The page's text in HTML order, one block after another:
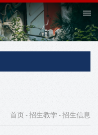
首页 - 招生教学 - 招生信息